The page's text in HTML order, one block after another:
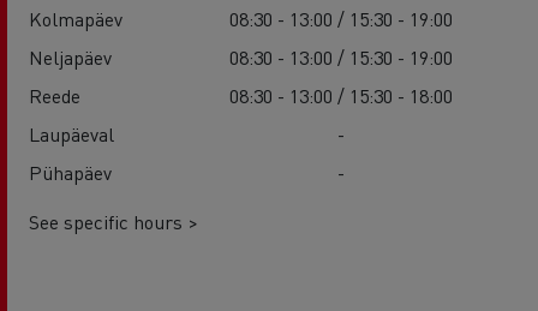
Kolmapäev
08:30 - 13:00 / 15:30 - 19:00
Neljapäev
08:30 - 13:00 / 15:30 - 19:00
Reede
08:30 - 13:00 / 15:30 - 18:00
Laupäeval
-
Pühapäev
-
See specific hours >